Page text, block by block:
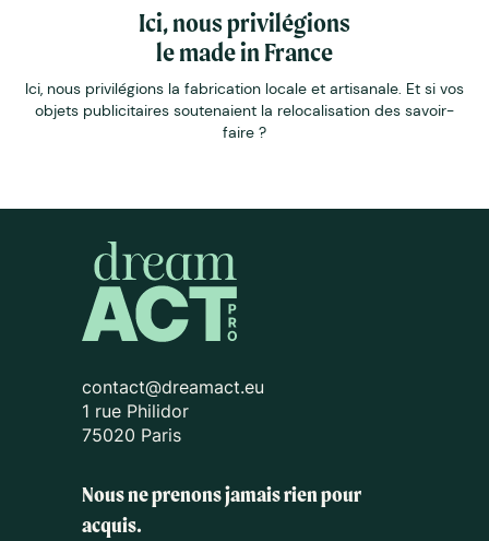
Ici, nous privilégions
le made in France
Ici, nous privilégions la fabrication locale et artisanale. Et si vos
objets publicitaires soutenaient la relocalisation des savoir-
faire ?
contact@dreamact.eu
1 rue Philidor
75020 Paris
Nous ne prenons jamais rien pour
acquis.